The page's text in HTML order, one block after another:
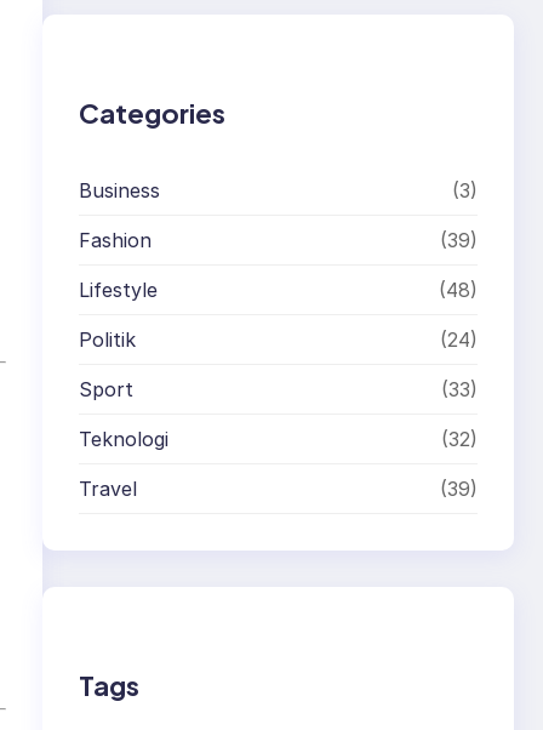
Categories
Business (3)
Fashion (39)
Lifestyle (48)
Politik (24)
Sport (33)
Teknologi (32)
Travel (39)
Tags